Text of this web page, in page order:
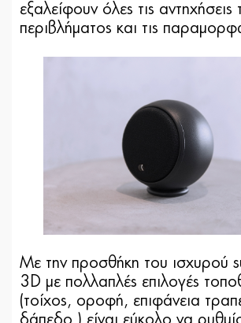
εξαλείφουν όλες τις αντηχήσεις
περιβλήματος και τις
Με την προσθήκη του ισχυρού
3D με πολλαπλές επιλογές
(τοίχος, οροφή, επιφάνεια
δάπεδο ) είναι εύκολο να